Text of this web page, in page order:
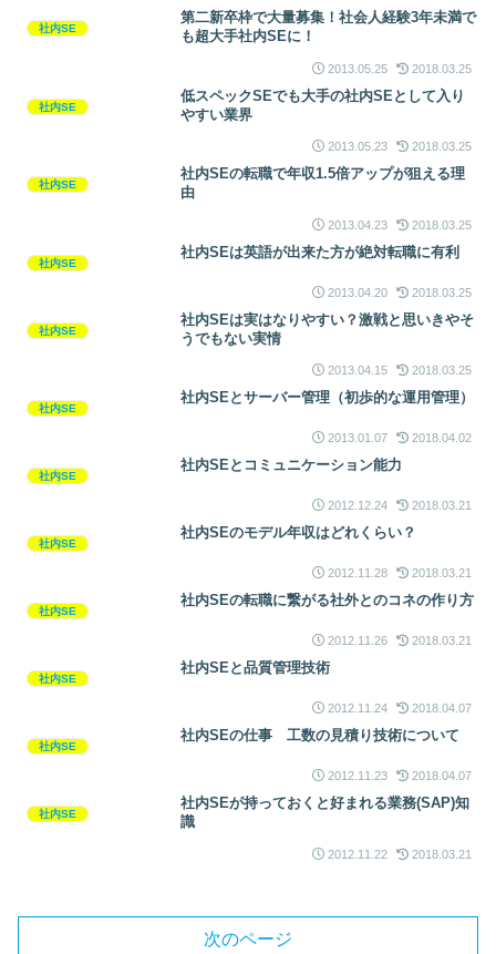
社内SE
第二新卒枠で大量募集！社会人経験3年未満で
も超大手社内SEに！
2013.05.25 2018.03.25
社内SE
低スペックSEでも大手の社内SEとして入り
やすい業界
2013.05.23 2018.03.25
社内SE
社内SEの転職で年収1.5倍アップが狙える理
由
2013.04.23 2018.03.25
社内SE
社内SEは英語が出来た方が絶対転職に有利
2013.04.20 2018.03.25
社内SE
社内SEは実はなりやすい？激戦と思いきやそ
うでもない実情
2013.04.15 2018.03.25
社内SE
社内SEとサーバー管理（初歩的な運用管理）
2013.01.07 2018.04.02
社内SE
社内SEとコミュニケーション能力
2012.12.24 2018.03.21
社内SE
社内SEのモデル年収はどれくらい？
2012.11.28 2018.03.21
社内SE
社内SEの転職に繋がる社外とのコネの作り方
2012.11.26 2018.03.21
社内SE
社内SEと品質管理技術
2012.11.24 2018.04.07
社内SE
社内SEの仕事 工数の見積り技術について
2012.11.23 2018.04.07
社内SE
社内SEが持っておくと好まれる業務(SAP)知
識
2012.11.22 2018.03.21
次のページ